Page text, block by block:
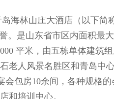
林山庄大酒店（以下简称
。是山东省市区内面积最
平米，由五栋单体建筑
老人风景名胜区和青岛中
会包房10余间，各种规格
和培训中心。